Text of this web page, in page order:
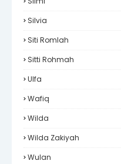
Silvia
Siti Romlah
Sitti Rohmah
Ulfa
Wafiq
Wilda
Wilda Zakiyah
Wulan